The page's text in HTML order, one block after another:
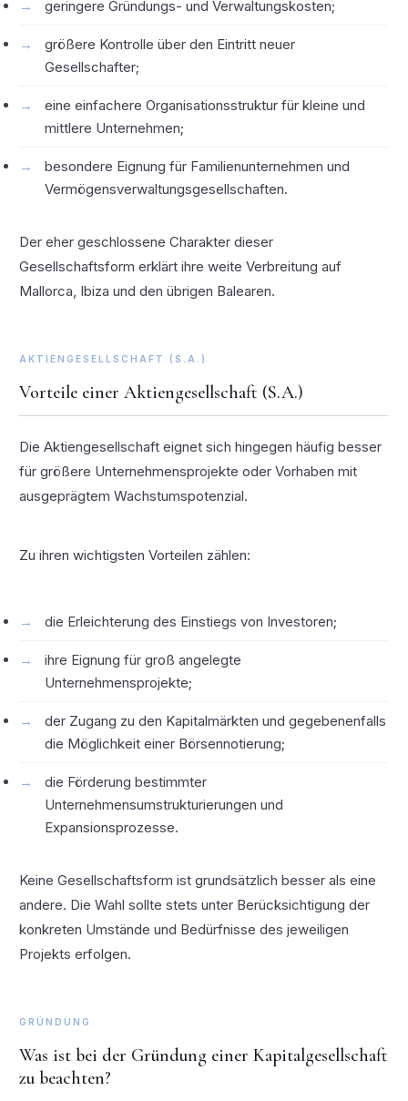
geringere Gründungs- und Verwaltungskosten;
größere Kontrolle über den Eintritt neuer
Gesellschafter;
eine einfachere Organisationsstruktur für kleine und
mittlere Unternehmen;
besondere Eignung für Familienunternehmen und
Vermögensverwaltungsgesellschaften.
Der eher geschlossene Charakter dieser
Gesellschaftsform erklärt ihre weite Verbreitung auf
Mallorca, Ibiza und den übrigen Balearen.
AKTIENGESELLSCHAFT (S.A.)
Vorteile einer Aktiengesellschaft (S.A.)
Die Aktiengesellschaft eignet sich hingegen häufig besser
für größere Unternehmensprojekte oder Vorhaben mit
ausgeprägtem Wachstumspotenzial.
Zu ihren wichtigsten Vorteilen zählen:
die Erleichterung des Einstiegs von Investoren;
ihre Eignung für groß angelegte
Unternehmensprojekte;
der Zugang zu den Kapitalmärkten und gegebenenfalls
die Möglichkeit einer Börsennotierung;
die Förderung bestimmter
Unternehmensumstrukturierungen und
Expansionsprozesse.
Keine Gesellschaftsform ist grundsätzlich besser als eine
andere. Die Wahl sollte stets unter Berücksichtigung der
konkreten Umstände und Bedürfnisse des jeweiligen
Projekts erfolgen.
GRÜNDUNG
Was ist bei der Gründung einer Kapitalgesellschaft
zu beachten?